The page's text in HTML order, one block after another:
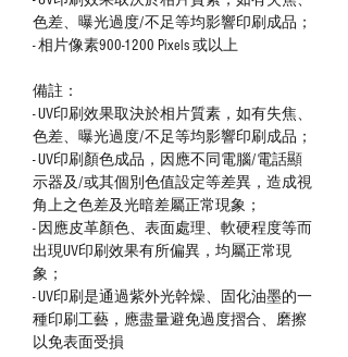
色差、曝光過度/不足等均影響印刷成品；
- 相片像素‪900-1200‬ Pixels 或以上
備註：
- UV印刷效果取決於相片質素，如有失焦、
色差、曝光過度/不足等均影響印刷成品；
- UV印刷顏色成品，因應不同電腦/電話顯
示器及/或其個別色值設定等差異，造成視
角上之色差及光暗差屬正常現象；
- 因應皮革顏色、表面處理、軟硬程度等而
出現UV印刷效果有所偏異，均屬正常現
象；
- UV印刷是通過紫外光幹燥、固化油墨的一
種印刷工藝，應盡量避免過度摺合、磨擦
以免表面受損